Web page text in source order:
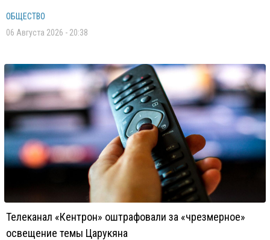
ОБЩЕСТВО
06 Августа 2026 - 20:38
Телеканал «Кентрон» оштрафовали за «чрезмерное»
освещение темы Царукяна